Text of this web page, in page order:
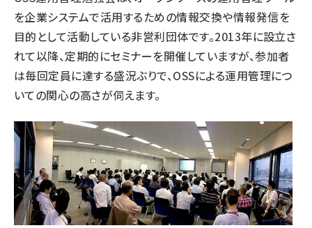
を企業システムで活用するための情報交換や情報発信を
目的として活動している非営利団体です。2013年に設立さ
れて以降、定期的にセミナーを開催していますが、参加者
は毎回定員に達する盛況ぶりで、OSSによる運用管理につ
いての関心の高さが伺えます。